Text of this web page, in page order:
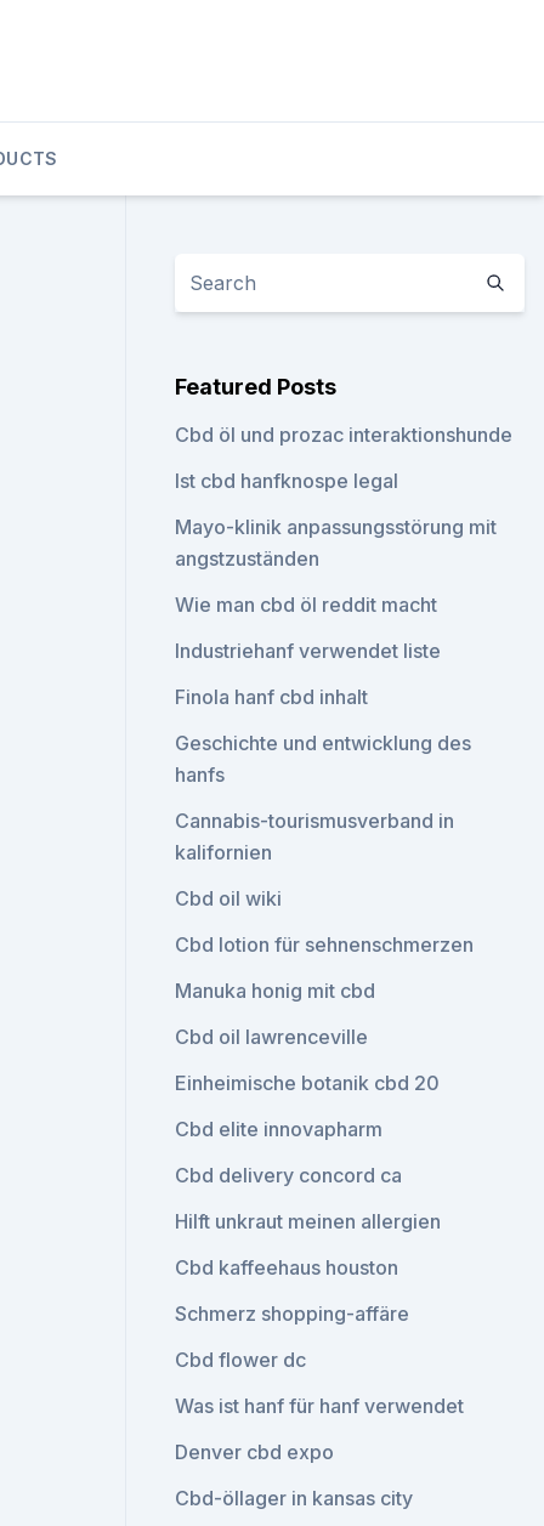
Featured Posts
Cbd öl und prozac interaktionshunde
Ist cbd hanfknospe legal
Mayo-klinik anpassungsstörung mit
angstzuständen
Wie man cbd öl reddit macht
Industriehanf verwendet liste
Finola hanf cbd inhalt
Geschichte und entwicklung des
hanfs
Cannabis-tourismusverband in
kalifornien
Cbd oil wiki
Cbd lotion für sehnenschmerzen
Manuka honig mit cbd
Cbd oil lawrenceville
Einheimische botanik cbd 20
Cbd elite innovapharm
Cbd delivery concord ca
Hilft unkraut meinen allergien
Cbd kaffeehaus houston
Schmerz shopping-affäre
Cbd flower dc
Was ist hanf für hanf verwendet
Denver cbd expo
Cbd-öllager in kansas city